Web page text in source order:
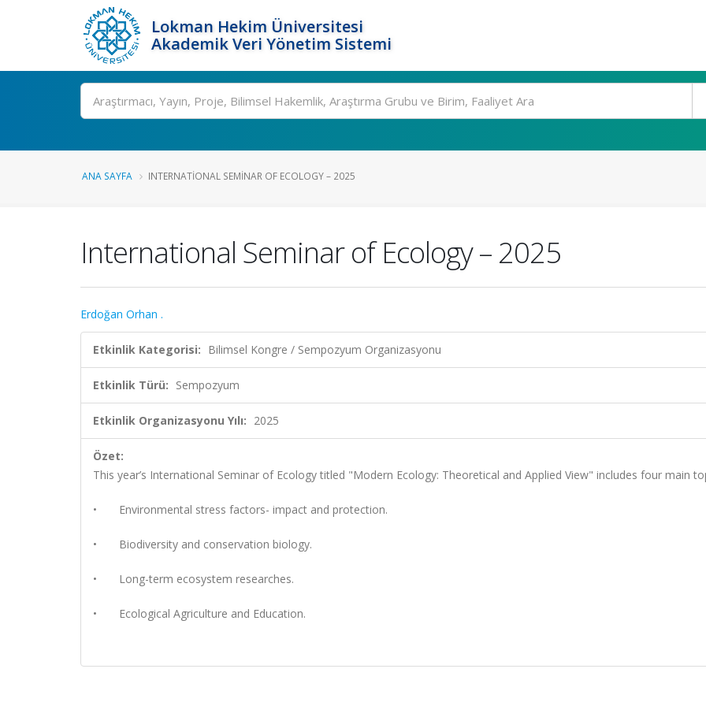
Lokman Hekim Üniversitesi
Akademik Veri Yönetim Sistemi
Ara
ANA SAYFA INTERNATIONAL SEMINAR OF ECOLOGY – 2025
International Seminar of Ecology – 2025
Erdoğan Orhan .
Etkinlik Kategorisi: Bilimsel Kongre / Sempozyum Organizasyonu
Etkinlik Türü: Sempozyum
Etkinlik Organizasyonu Yılı: 2025
Özet:
This year’s International Seminar of Ecology titled "Modern Ecology: Theoretical and Applied View" includes four main
• Environmental stress factors- impact and protection.
• Biodiversity and conservation biology.
• Long-term ecosystem researches.
• Ecological Agriculture and Education.